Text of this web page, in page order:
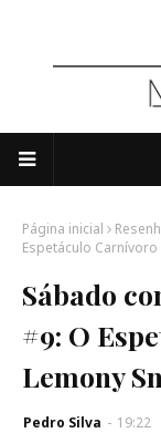
Página inicial
Espetáculo Carnívoro
Sábado
#9: O
Lemony
Pedro Silva - 19:22